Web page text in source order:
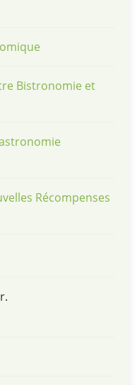
Bistronomie et
Récompenses